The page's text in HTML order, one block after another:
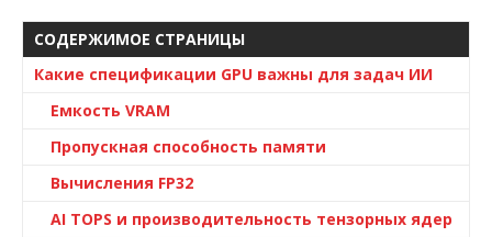
СОДЕРЖИМОЕ СТРАНИЦЫ
Какие спецификации GPU важны для задач ИИ
Емкость VRAM
Пропускная способность памяти
Вычисления FP32
AI TOPS и производительность тензорных ядер